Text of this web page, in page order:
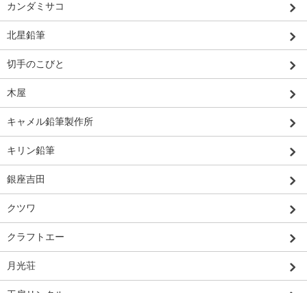
カンダミサコ
北星鉛筆
切手のこびと
木屋
キャメル鉛筆製作所
キリン鉛筆
銀座吉田
クツワ
クラフトエー
月光荘